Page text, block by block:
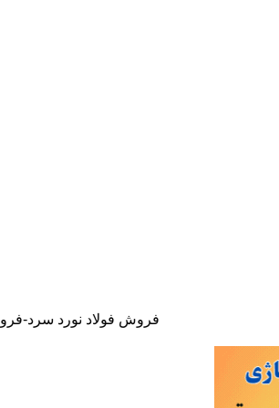
فروش فولاد نورد سرد-فروش فولاد نورد